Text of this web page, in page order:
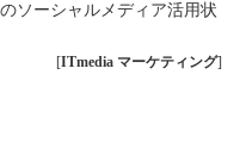
ソーシャルメディア活用状
[ITmedia マーケティング]